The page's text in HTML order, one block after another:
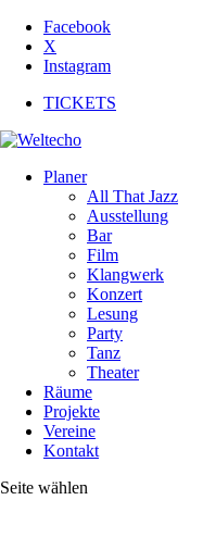
Facebook
X
Instagram
TICKETS
Planer
All That Jazz
Ausstellung
Bar
Film
Klangwerk
Konzert
Lesung
Party
Tanz
Theater
Räume
Projekte
Vereine
Kontakt
Seite wählen